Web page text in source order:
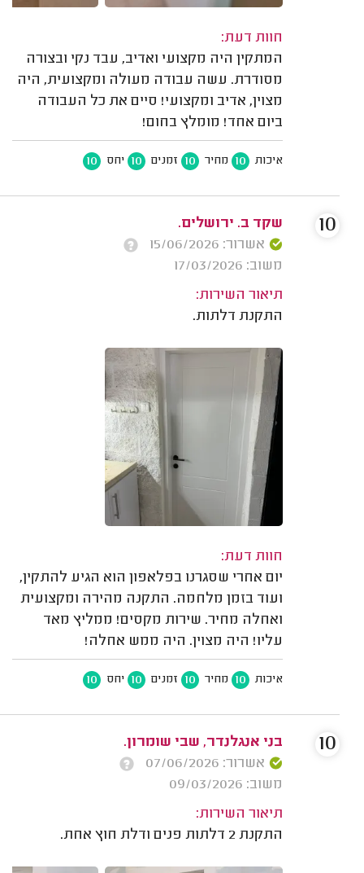
חוות דעת:
המתקין היה מקצועי ואדיב, עבד נקי ובצורה
מסודרת. עשה עבודה מעולה ומקצועית, היה
מצוין, אדיב ומקצועי! סיים את כל העבודה
ביום אחד! מומלץ בחום!
איכות 10 מחיר 10 זמנים 10 יחס 10
שקד ב. ירושלים.
אשרור: 15/06/2026
משוב: 17/03/2026
תיאור השירות:
התקנת דלתות.
חוות דעת:
יום אחרי שסגרנו בפלאפון הוא הגיע להתקין,
ועוד בזמן מלחמה. התקנה מהירה ומקצועית
ואחלה מחיר. שירות מקסים! ממליץ מאד
עליו! היה מצוין. היה ממש אחלה!
איכות 10 מחיר 10 זמנים 10 יחס 10
10
בני אנגלנדר, שבי שומרון.
אשרור: 07/06/2026
משוב: 09/03/2026
תיאור השירות:
התקנת 2 דלתות פנים ודלת חוץ אחת.
10